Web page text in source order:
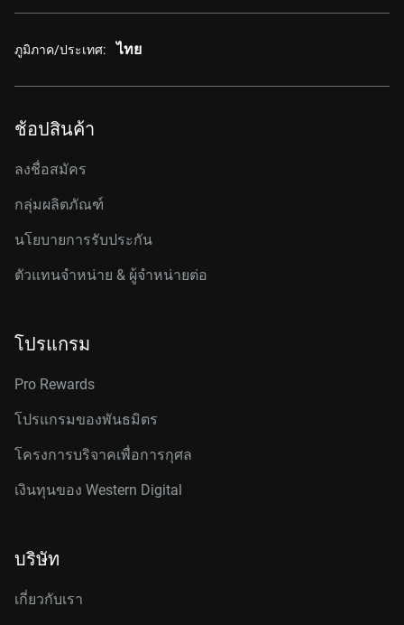
ภูมิภาค/ประเทศ: ไทย
ช้อปสินค้า
ลงชื่อสมัคร
กลุ่มผลิตภัณฑ์
นโยบายการรับประกัน
ตัวแทนจำหน่าย & ผู้จำหน่ายต่อ
โปรแกรม
Pro Rewards
โปรแกรมของพันธมิตร
โครงการบริจาคเพื่อการกุศล
เงินทุนของ Western Digital
บริษัท
เกี่ยวกับเรา